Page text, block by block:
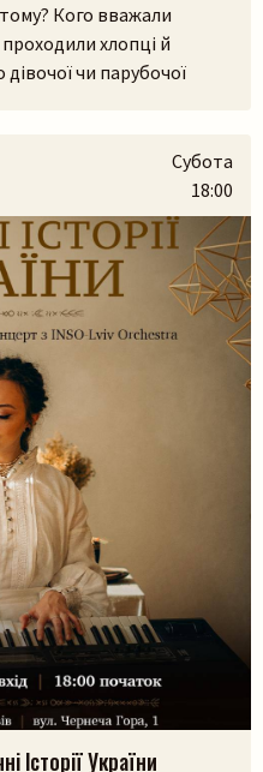
сайті
Кого вважали
проходили хлопці й
чи парубочої
традиції з
Субота
18:00
Історії України